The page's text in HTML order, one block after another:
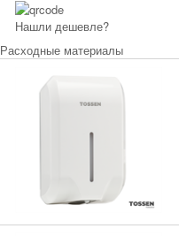
Нашли дешевле?
Расходные материалы